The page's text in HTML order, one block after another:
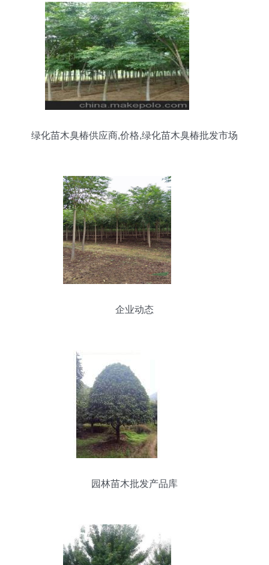
绿化苗木臭椿供应商,价格,绿化苗木臭椿批发市场
企业动态
园林苗木批发产品库